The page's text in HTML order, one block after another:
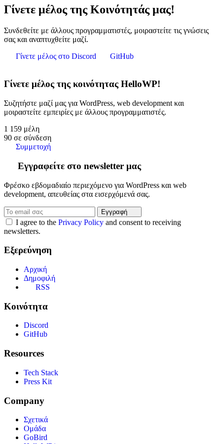
Γίνετε μέλος της Κοινότητάς μας!
Συνδεθείτε με άλλους προγραμματιστές, μοιραστείτε τις γνώσεις
σας και αναπτυχθείτε μαζί.
Γίνετε μέλος στο Discord
GitHub
Γίνετε μέλος της κοινότητας HelloWP!
Συζητήστε μαζί μας για WordPress, web development και
μοιραστείτε εμπειρίες με άλλους προγραμματιστές.
1 159 μέλη
90 σε σύνδεση
Συμμετοχή
Εγγραφείτε στο newsletter μας
Φρέσκο εβδομαδιαίο περιεχόμενο για WordPress και web
development, απευθείας στα εισερχόμενά σας.
Εγγραφή
I agree to the Privacy Policy and consent to receiving
newsletters.
Εξερεύνηση
Αρχική
Δημοφιλή
RSS
Κοινότητα
Discord
GitHub
Resources
Tech Stack
Press Kit
Company
Σχετικά
Ομάδα
GoBird